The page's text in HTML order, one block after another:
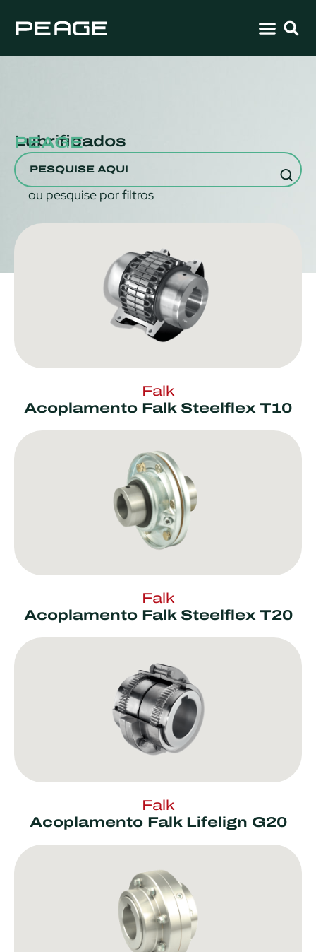
Lubrificados
PEAGE
ou pesquise por filtros
Falk
Acoplamento Falk Steelflex T10
Falk
Acoplamento Falk Steelflex T20
Falk
Acoplamento Falk Lifelign G20